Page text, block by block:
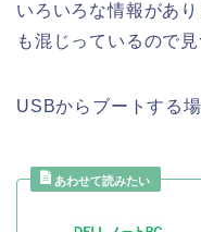
いろいろな情報があ
も混じっているので
USBからブートする